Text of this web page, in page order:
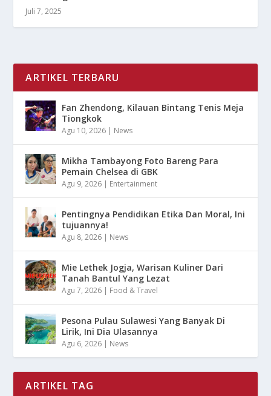
Juli 7, 2025
ARTIKEL TERBARU
Fan Zhendong, Kilauan Bintang Tenis Meja
Tiongkok
Agu 10, 2026 | News
Mikha Tambayong Foto Bareng Para
Pemain Chelsea di GBK
Agu 9, 2026 | Entertainment
Pentingnya Pendidikan Etika Dan Moral, Ini
tujuannya!
Agu 8, 2026 | News
Mie Lethek Jogja, Warisan Kuliner Dari
Tanah Bantul Yang Lezat
Agu 7, 2026 | Food & Travel
Pesona Pulau Sulawesi Yang Banyak Di
Lirik, Ini Dia Ulasannya
Agu 6, 2026 | News
ARTIKEL TAG